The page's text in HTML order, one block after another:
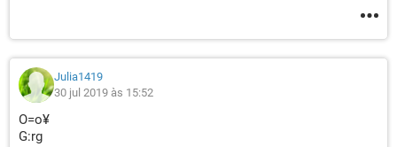
Julia1419
30 jul 2019 às 15:52
O=o¥
G:rg